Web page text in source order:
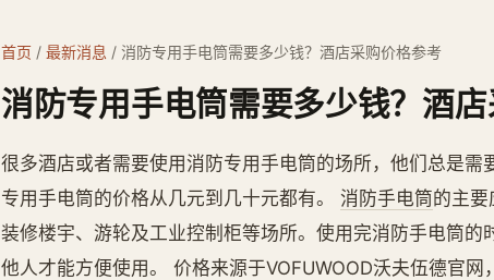
首页 / 最新消息 / 消防专用手电筒需要多少钱？酒店采购价格参考
消防专用手电筒需要多少钱？酒
很多酒店或者需要使用消防专用手电筒的场所，他们总是
专用手电筒的价格从几元到几十元都有。 消防手电筒的主要
装修楼宇、游轮及工业控制柜等场所。使用完消防手电筒
他人才能方便使用。 价格来源于VOFUWOOD沃夫伍德官网